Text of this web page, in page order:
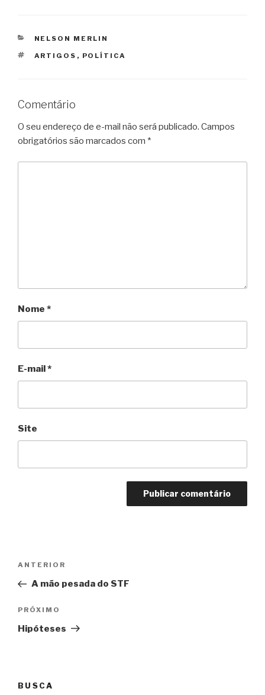
CATEGORIAS
NELSON MERLIN
TAGS
ARTIGOS , POLÍTICA
Comentário
O seu endereço de e-mail não será publicado. Campos
obrigatórios são marcados com *
Nome *
E-mail*
Site
Post
Anterior
ANTERIOR
A mão pesada do STF
Próximo
PRÓXIMO
Hipóteses
BUSCA